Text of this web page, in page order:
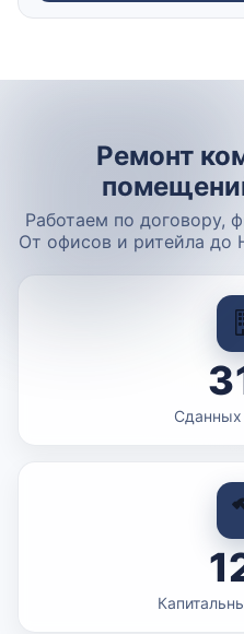
Ремонт
Работаем по договору,
От офисов и ритейла до
Сданных